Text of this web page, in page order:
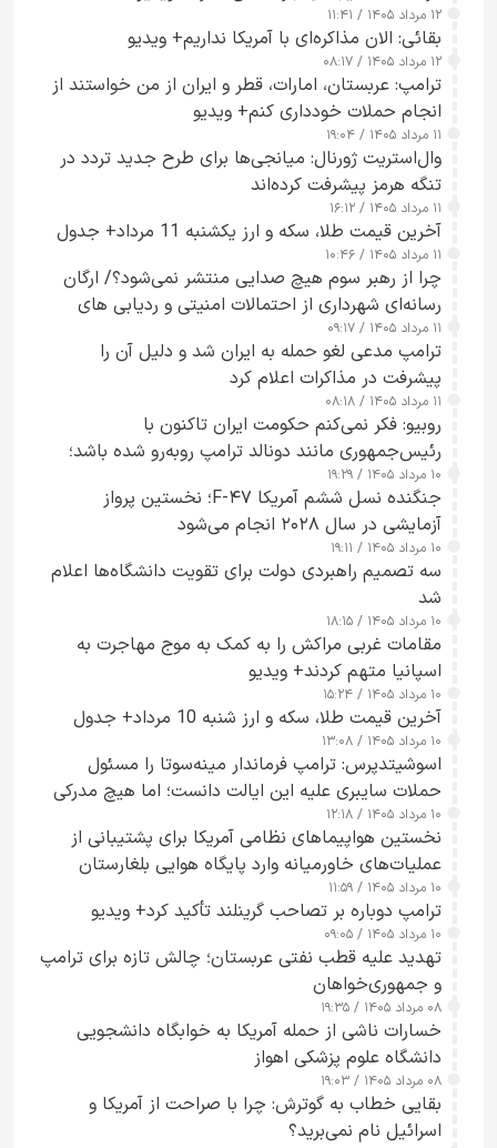
۱۲ مرداد ۱۴۰۵ / ۱۱:۴۱
بقائی: الان مذاکره‌ای با آمریکا نداریم+ ویدیو
۱۲ مرداد ۱۴۰۵ / ۰۸:۱۷
ترامپ: عربستان، امارات، قطر و ایران از من خواستند از
انجام حملات خودداری کنم+ ویدیو
۱۱ مرداد ۱۴۰۵ / ۱۹:۰۴
وال‌استریت ژورنال: میانجی‌ها برای طرح جدید تردد در
تنگه هرمز پیشرفت کرده‌اند
۱۱ مرداد ۱۴۰۵ / ۱۶:۱۲
آخرین قیمت طلا، سکه و ارز یکشنبه 11 مرداد+ جدول
۱۱ مرداد ۱۴۰۵ / ۱۰:۴۶
چرا از رهبر سوم هیچ صدایی منتشر نمی‌شود؟/ ارگان
رسانه‌ای شهرداری از احتمالات امنیتی و ردیابی های
جاسوسی گفت
۱۱ مرداد ۱۴۰۵ / ۰۹:۱۷
ترامپ مدعی لغو حمله به ایران شد و دلیل آن را
پیشرفت در مذاکرات اعلام کرد
۱۱ مرداد ۱۴۰۵ / ۰۸:۱۸
روبیو: فکر نمی‌کنم حکومت ایران تاکنون با
رئیس‌جمهوری مانند دونالد ترامپ روبه‌رو شده باشد؛
کسی که واقعاً دست به اقدام می‌زند
۱۰ مرداد ۱۴۰۵ / ۱۹:۲۹
جنگنده نسل ششم آمریکا F-۴۷؛ نخستین پرواز
آزمایشی در سال ۲۰۲۸ انجام می‌شود
۱۰ مرداد ۱۴۰۵ / ۱۹:۱۱
سه تصمیم راهبردی دولت برای تقویت دانشگاه‌ها اعلام
شد
۱۰ مرداد ۱۴۰۵ / ۱۸:۱۵
مقامات غربی مراکش را به کمک به موج مهاجرت به
اسپانیا متهم کردند+ ویدیو
۱۰ مرداد ۱۴۰۵ / ۱۵:۲۴
آخرین قیمت طلا، سکه و ارز شنبه 10 مرداد+ جدول
۱۰ مرداد ۱۴۰۵ / ۱۳:۰۸
اسوشیتدپرس: ترامپ فرماندار مینه‌سوتا را مسئول
حملات سایبری علیه این ایالت دانست؛ اما هیچ مدرکی
ارائه نکرد
۱۰ مرداد ۱۴۰۵ / ۱۲:۱۸
نخستین هواپیماهای نظامی آمریکا برای پشتیبانی از
عملیات‌های خاورمیانه وارد پایگاه هوایی بلغارستان
شدند
۱۰ مرداد ۱۴۰۵ / ۱۱:۵۹
ترامپ دوباره بر تصاحب گرینلند تأکید کرد+ ویدیو
۱۰ مرداد ۱۴۰۵ / ۰۹:۰۵
تهدید علیه قطب نفتی عربستان؛ چالش تازه برای ترامپ
و جمهوری‌خواهان
۰۸ مرداد ۱۴۰۵ / ۱۹:۳۵
خسارات ناشی از حمله آمریکا به خوابگاه دانشجویی
دانشگاه علوم پزشکی اهواز
۰۸ مرداد ۱۴۰۵ / ۱۹:۰۳
بقایی خطاب به گوترش: چرا با صراحت از آمریکا و
اسرائیل نام نمی‌برید؟